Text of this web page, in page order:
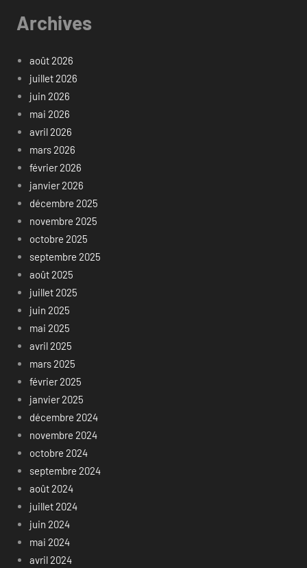
Archives
août 2026
juillet 2026
juin 2026
mai 2026
avril 2026
mars 2026
février 2026
janvier 2026
décembre 2025
novembre 2025
octobre 2025
septembre 2025
août 2025
juillet 2025
juin 2025
mai 2025
avril 2025
mars 2025
février 2025
janvier 2025
décembre 2024
novembre 2024
octobre 2024
septembre 2024
août 2024
juillet 2024
juin 2024
mai 2024
avril 2024